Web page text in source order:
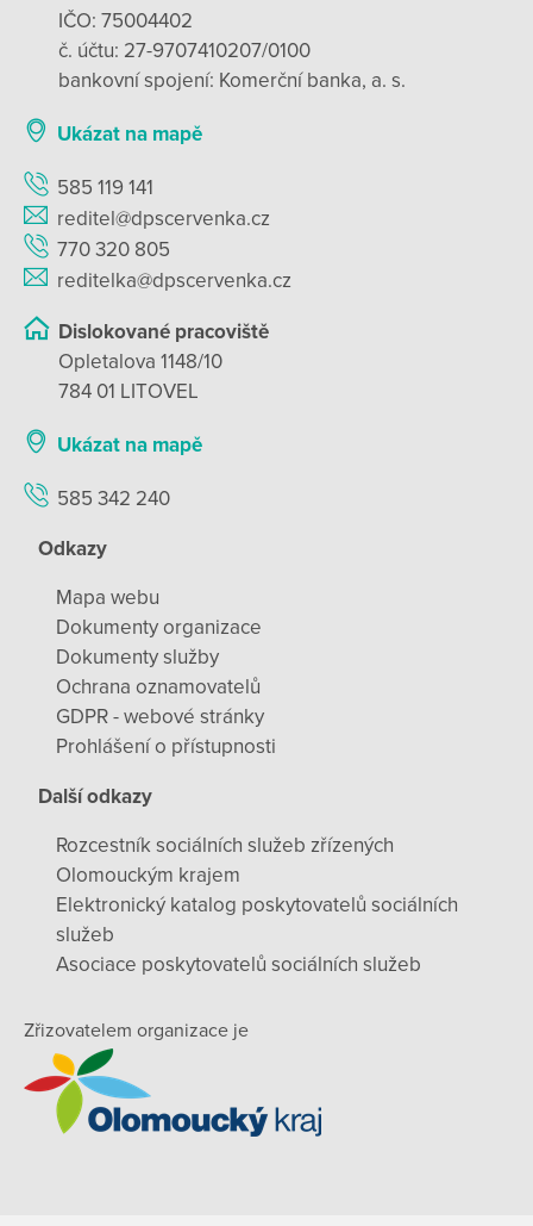
IČO: 75004402
č. účtu: 27-9707410207/0100
bankovní spojení: Komerční banka, a. s.
Ukázat na mapě
585 119 141
reditel@dpscervenka.cz
770 320 805
reditelka@dpscervenka.cz
Dislokované pracoviště
Opletalova 1148/10
784 01 LITOVEL
Ukázat na mapě
585 342 240
Odkazy
Mapa webu
Dokumenty organizace
Dokumenty služby
Ochrana oznamovatelů
GDPR - webové stránky
Prohlášení o přístupnosti
Další odkazy
Rozcestník sociálních služeb zřízených
Olomouckým krajem
Elektronický katalog poskytovatelů sociálních
služeb
Asociace poskytovatelů sociálních služeb
Zřizovatelem organizace je